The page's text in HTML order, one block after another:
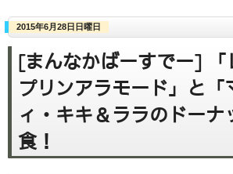
2015年6月28日日曜日
[まんなかばーすでー] 「
プリンアラモード」と「
ィ・キキ＆ララのドーナ
食！